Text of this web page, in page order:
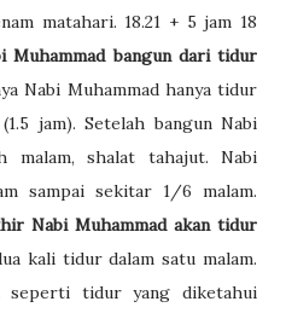
matahari. 18.21 + 5 jam 18
Muhammad bangun dari tidur
Nabi Muhammad hanya tidur
jam). Setelah bangun Nabi
malam, shalat tahajut. Nabi
sampai sekitar 1/6 malam.
Nabi Muhammad akan tidur
kali tidur dalam satu malam.
seperti tidur yang diketahui